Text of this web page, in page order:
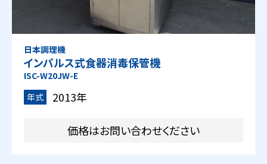
日本調理機
インパルス式食器消毒保管機
ISC-W20JW-E
年式
2013年
価格はお問い合わせください